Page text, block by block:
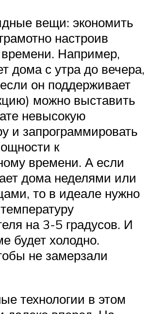
вещи: экономить
настроив
времени. Например,
дома с утра до вечера,
он поддерживает
можно выставить
невысокую
и запрограммировать
к
времени. А если
дома неделями или
то в идеале нужно
на 3-5 градусов. И
будет холодно.
не замерзали
технологии в этом